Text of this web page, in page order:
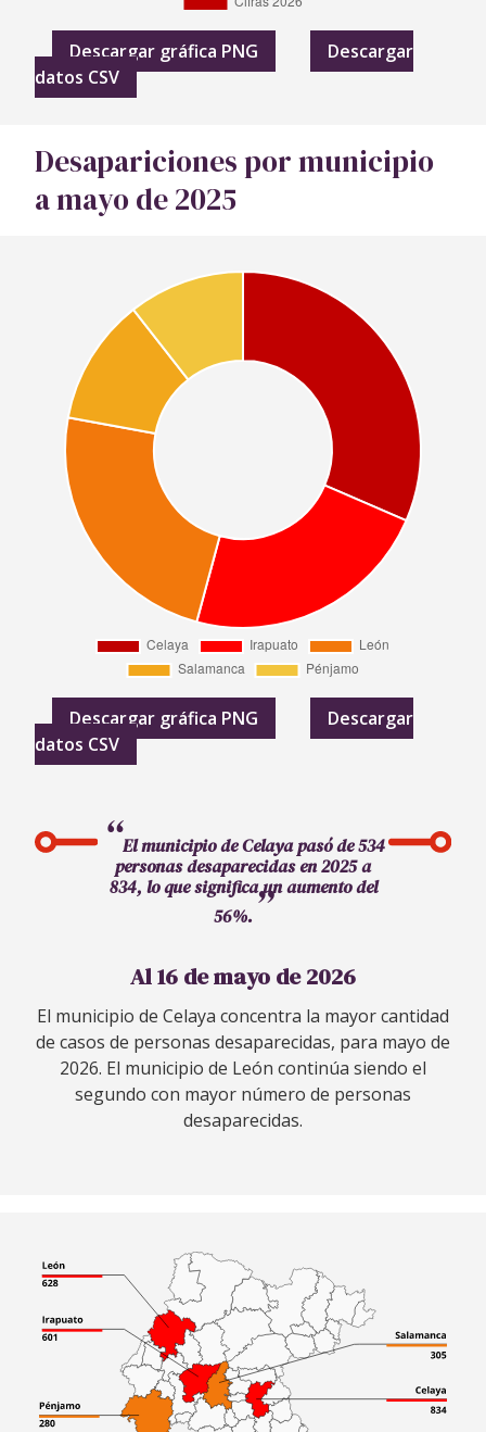
Descargar gráfica PNG
Descargar
datos CSV
Desapariciones por municipio
a mayo de 2025
Descargar gráfica PNG
Descargar
datos CSV
El municipio de Celaya pasó de 534
personas desaparecidas en 2025 a
834, lo que significa un aumento del
56%.
Al 16 de mayo de 2026
El municipio de Celaya concentra la mayor cantidad
de casos de personas desaparecidas, para mayo de
2026. El municipio de León continúa siendo el
segundo con mayor número de personas
desaparecidas.